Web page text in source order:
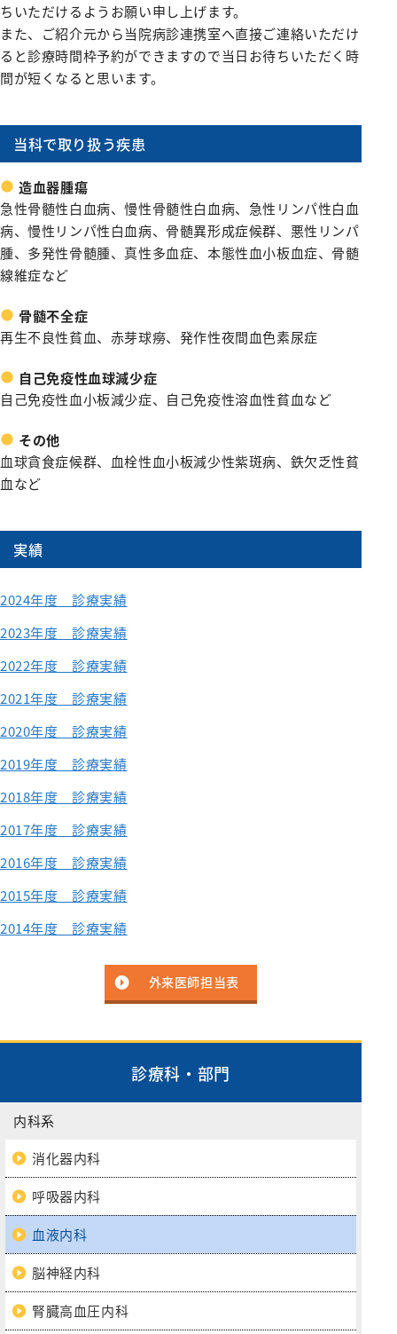
眼科
耳鼻咽喉科
放射線科
リハビリテーション科
麻酔科
救急科
ちいただけるようお願い申し上げます。
また、ご紹介元から当院病診連携室へ直接ご連絡いただけ
ると診療時間枠予約ができますので当日お待ちいただく時
間が短くなると思います。
当科で取り扱う疾患
造血器腫瘍
急性骨髄性白血病、慢性骨髄性白血病、急性リンパ性白血
病、慢性リンパ性白血病、骨髄異形成症候群、悪性リンパ
腫、多発性骨髄腫、真性多血症、本態性血小板血症、骨髄
線維症など
骨髄不全症
再生不良性貧血、赤芽球癆、発作性夜間血色素尿症
自己免疫性血球減少症
自己免疫性血小板減少症、自己免疫性溶血性貧血など
その他
血球貪食症候群、血栓性血小板減少性紫斑病、鉄欠乏性貧
血など
実績
2024年度 診療実績
2023年度 診療実績
2022年度 診療実績
2021年度 診療実績
2020年度 診療実績
2019年度 診療実績
2018年度 診療実績
2017年度 診療実績
2016年度 診療実績
2015年度 診療実績
2014年度 診療実績
外来医師担当表
診療科・部門
内科系
消化器内科
呼吸器内科
血液内科
脳神経内科
腎臓高血圧内科